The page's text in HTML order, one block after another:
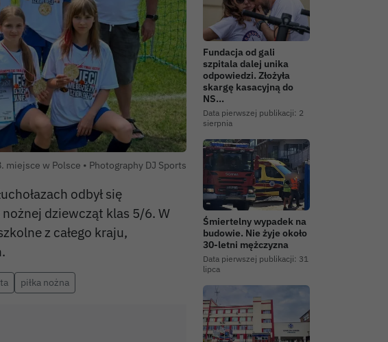
miejsce w Polsce • Autor zdjęcia:
Photography DJ Sports
odbył się
dziewcząt klas 5/6. W
z całego kraju,
piłka nożna
Fundacja od gali
szpitala dalej unika
odpowiedzi. Złożyła
skargę kasacyjną do
NS…
Data pierwszej publikacji: 2
sierpnia
Śmiertelny wypadek na
budowie. Nie żyje około
30-letni mężczyzna
Data pierwszej publikacji: 31
lipca